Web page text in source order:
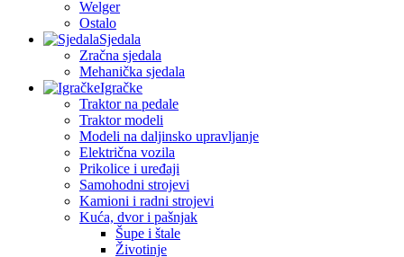
Welger
Ostalo
Sjedala
Zračna sjedala
Mehanička sjedala
Igračke
Traktor na pedale
Traktor modeli
Modeli na daljinsko upravljanje
Električna vozila
Prikolice i uređaji
Samohodni strojevi
Kamioni i radni strojevi
Kuća, dvor i pašnjak
Šupe i štale
Životinje